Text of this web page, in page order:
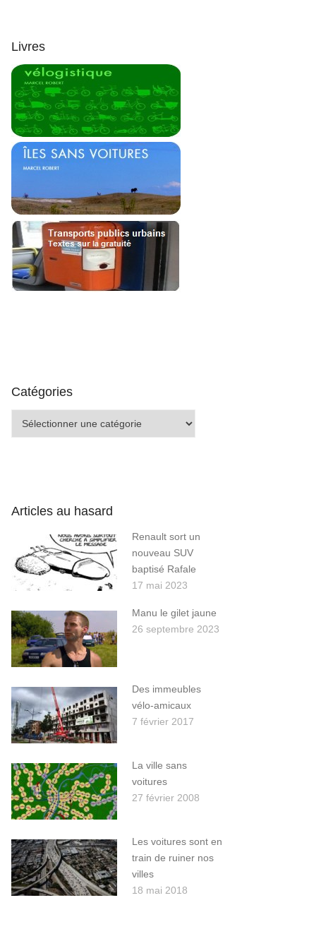
Livres
Catégories
Articles au hasard
Renault sort un
nouveau SUV
baptisé Rafale
17 mai 2023
Manu le gilet jaune
26 septembre 2023
Des immeubles
vélo-amicaux
7 février 2017
La ville sans
voitures
27 février 2008
Les voitures sont en
train de ruiner nos
villes
18 mai 2018